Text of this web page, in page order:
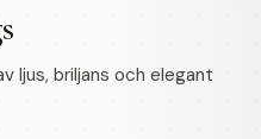
ljus, briljans och elegant